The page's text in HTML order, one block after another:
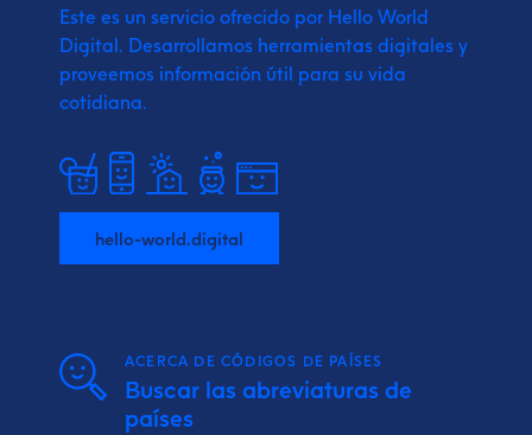
Este es un servicio ofrecido por Hello World
Digital. Desarrollamos herramientas digitales y
proveemos información útil para su vida
cotidiana.
hello-world.digital
ACERCA DE CÓDIGOS DE PAÍSES
Buscar las abreviaturas de
países